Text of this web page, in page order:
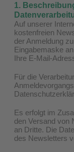
1.
Auf unserer
kostenfreien
der Anmeldung
Eingabemaske
Ihre E-Mail-
Für die
Es erfolgt im
den Versand von
an Dritte. Die
des Newsletters